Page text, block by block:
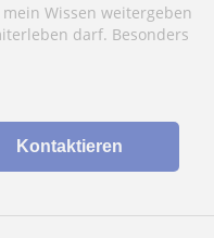
Wissen weitergeben
darf. Besonders
Kontaktieren